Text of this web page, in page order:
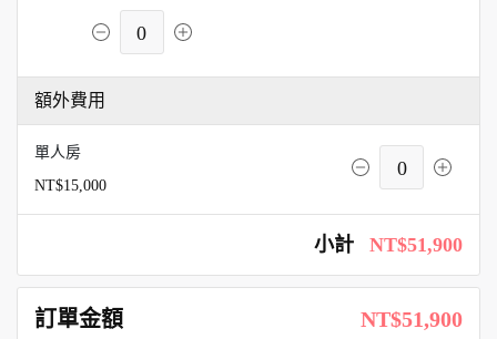
0
額外費用
單人房
NT$15,000
0
小計 NT$51,900
訂單金額 NT$51,900